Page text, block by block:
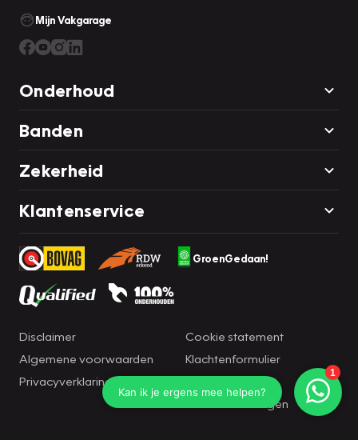
Mijn Vakgarage
Onderhoud
Banden
Zekerheid
Klantenservice
GroenGedaan!
Disclaimer
Algemene voorwaarden
Privacyverklaring
Cookie statement
Klachtenformulier
Brandportal
Cookie instellingen